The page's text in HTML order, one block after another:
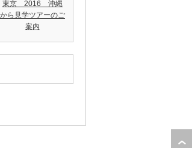
東京 2016 沖縄
から見学ツアーのご
案内